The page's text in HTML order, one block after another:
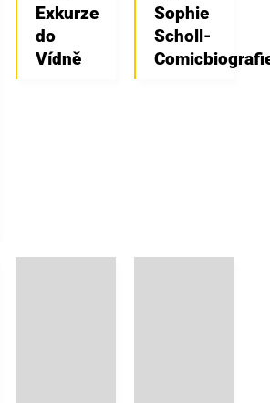
Exkurze
do
Vídně
Sophie
Scholl-